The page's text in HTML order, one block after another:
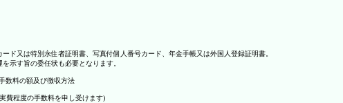
ド又は特別永住者証明書、写真付個人番号カード、年金手帳又は外国人登録証明書。
示す旨の委任状も必要となります。
数料の額及び徴収方法
費程度の手数料を申し受けます)